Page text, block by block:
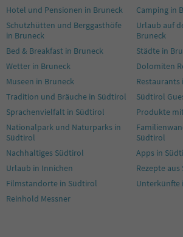
Hotel und Pensionen in Bruneck
Camping in
Schutzhütten und Berggasthöfe
in Bruneck
Urlaub auf
Bruneck
Bed & Breakfast in Bruneck
Städte in
Wetter in Bruneck
Dolomiten
Museen in Bruneck
Restaurants
Tradition und Bräuche in Südtirol
Südtirol
Sprachenvielfalt in Südtirol
Produkte
Nationalpark und Naturparks in
Südtirol
Südtirol
Nachhaltiges Südtirol
Apps in
Urlaub in Innichen
Rezepte
Filmstandorte in Südtirol
Unterkünfte
Reinhold Messner